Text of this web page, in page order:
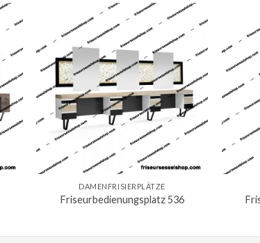
DAMENFRISIERPLÄTZE
Friseurbedienungsplatz 536